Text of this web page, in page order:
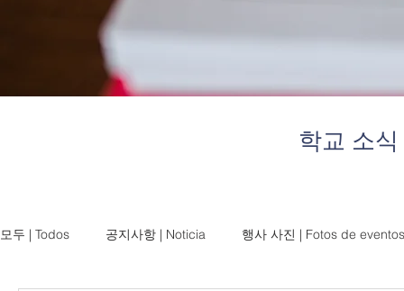
학교 소식
모두 | Todos 공지사항 | Noticia 행사 사진 | Fotos de eventos